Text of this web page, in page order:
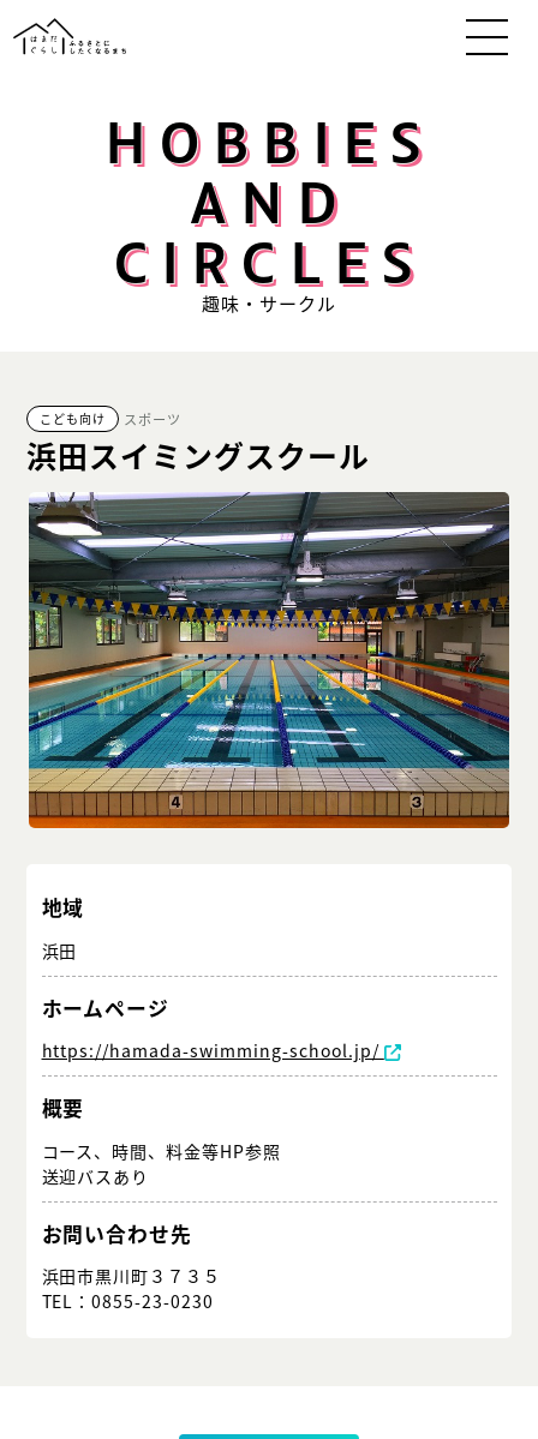
HOBBIES
AND
CIRCLES
趣味・サークル
こども向け スポーツ
浜田スイミングスクール
地域
浜田
ホームページ
https://hamada-swimming-school.jp/
概要
コース、時間、料金等HP参照
送迎バスあり
お問い合わせ先
浜田市黒川町３７３５
TEL：0855-23-0230